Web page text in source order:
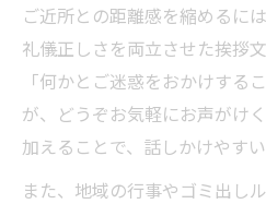
ご近所との距離感を縮めるに
礼儀正しさを両立させた挨拶
「何かとご迷惑をおかけする
が、どうぞお気軽にお声がけ
加えることで、話しかけやす
また、地域の行事やゴミ出し